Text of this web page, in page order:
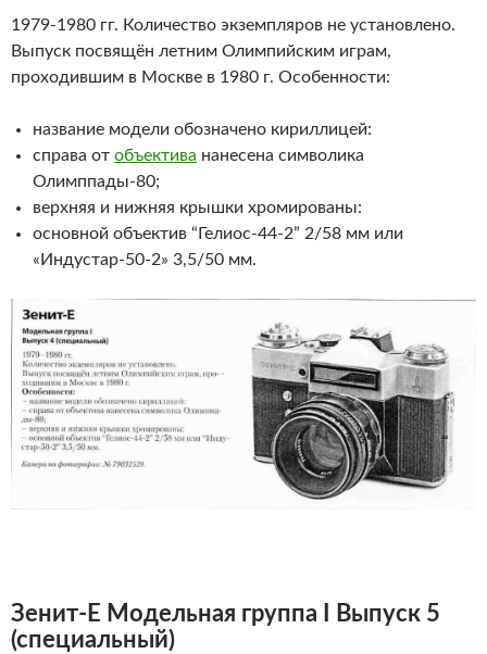
1979-1980 гг. Количество экземпляров не установлено.
Выпуск посвящён летним Олимпийским играм,
проходившим в Москве в 1980 г. Особенности:
название модели обозначено кириллицей:
справа от объектива нанесена символика
Олимппады-80;
верхняя и нижняя крышки хромированы:
основной объектив “Гелиос-44-2” 2/58 мм или
«Индустар-50-2» 3,5/50 мм.
Зенит-Е Модельная группа I Выпуск 5
(специальный)